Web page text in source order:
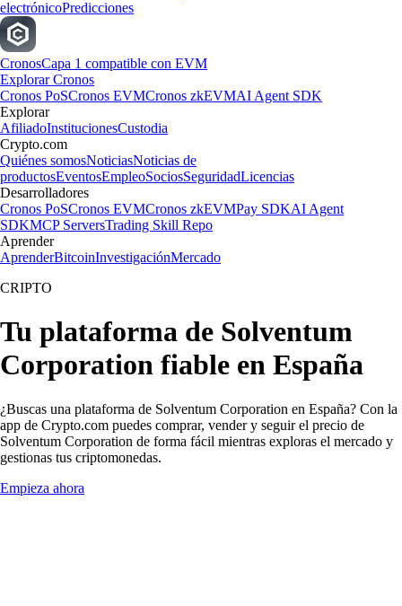
electrónicoPredicciones
CronosCapa 1 compatible con EVM
Explorar Cronos
Cronos PoSCronos EVMCronos zkEVMAI Agent SDK
Explorar
AfiliadoInstitucionesCustodia
Crypto.com
Quiénes somosNoticiasNoticias de
productosEventosEmpleoSociosSeguridadLicencias
Desarrolladores
Cronos PoSCronos EVMCronos zkEVMPay SDKAI Agent
SDKMCP ServersTrading Skill Repo
Aprender
AprenderBitcoinInvestigaciónMercado
CRIPTO
Tu plataforma de Solventum
Corporation fiable en España
¿Buscas una plataforma de Solventum Corporation en España? Con la
app de Crypto.com puedes comprar, vender y seguir el precio de
Solventum Corporation de forma fácil mientras exploras el mercado y
gestionas tus criptomonedas.
Empieza ahora